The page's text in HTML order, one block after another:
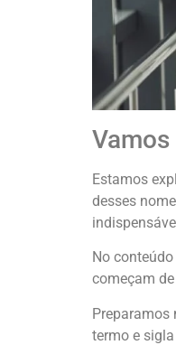
Estamos
desses
No
começam de
Preparamos
termo e